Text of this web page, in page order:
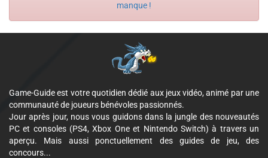
manque !
Game-Guide est votre quotidien dédié aux jeux vidéo, animé par une
communauté de joueurs bénévoles passionnés.
Jour après jour, nous vous guidons dans la jungle des nouveautés
PC et consoles (PS4, Xbox One et Nintendo Switch) à travers un
aperçu. Mais aussi ponctuellement des guides de jeu, des
concours...